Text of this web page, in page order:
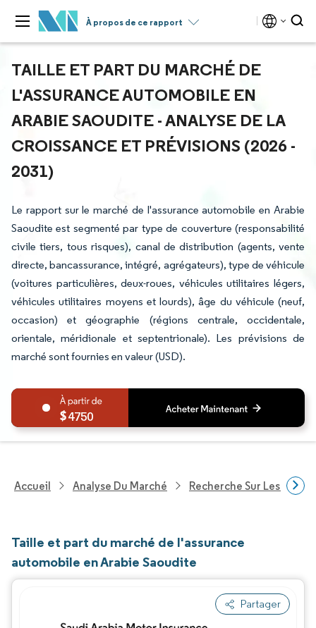
À propos de ce rapport
TAILLE ET PART DU MARCHÉ DE
L'ASSURANCE AUTOMOBILE EN
ARABIE SAOUDITE - ANALYSE DE LA
CROISSANCE ET PRÉVISIONS (2026 -
2031)
Le rapport sur le marché de l'assurance automobile en Arabie
Saoudite est segmenté par type de couverture (responsabilité
civile tiers, tous risques), canal de distribution (agents, vente
directe, bancassurance, intégré, agrégateurs), type de véhicule
(voitures particulières, deux-roues, véhicules utilitaires légers,
véhicules utilitaires moyens et lourds), âge du véhicule (neuf,
occasion) et géographie (régions centrale, occidentale,
orientale, méridionale et septentrionale). Les prévisions de
marché sont fournies en valeur (USD).
4750
Accueil Analyse Du Marché Recherche Sur Les
Taille et part du marché de l'assurance
automobile en Arabie Saoudite
Partager